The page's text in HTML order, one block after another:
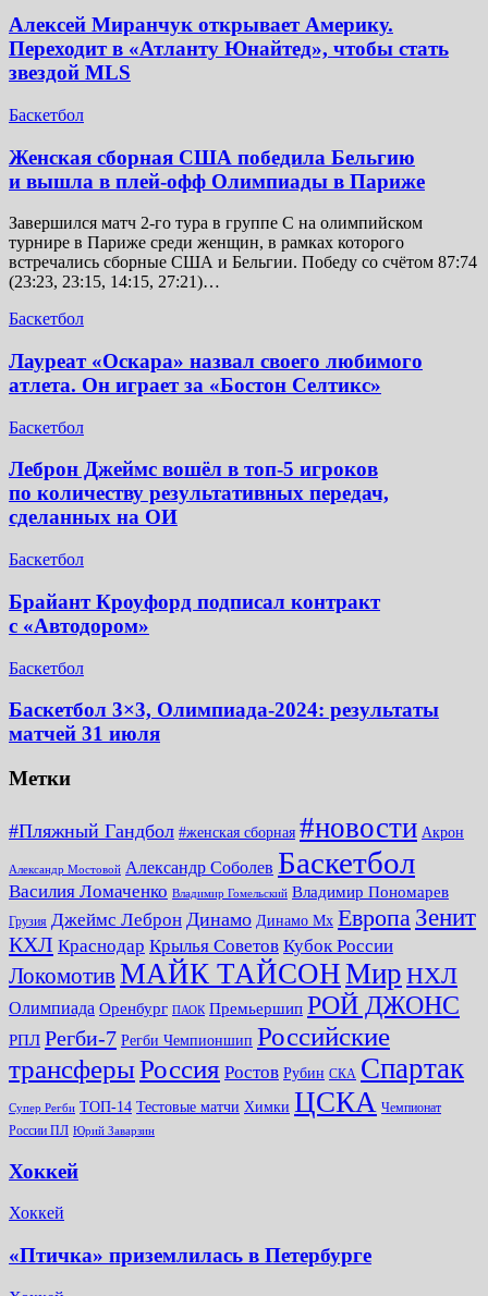
Алексей Миранчук открывает Америку.
Переходит в «Атланту Юнайтед», чтобы стать
звездой MLS
Баскетбол
Женская сборная США победила Бельгию
и вышла в плей-офф Олимпиады в Париже
Завершился матч 2-го тура в группе C на олимпийском
турнире в Париже среди женщин, в рамках которого
встречались сборные США и Бельгии. Победу со счётом 87:74
(23:23, 23:15, 14:15, 27:21)…
Баскетбол
Лауреат «Оскара» назвал своего любимого
атлета. Он играет за «Бостон Селтикс»
Баскетбол
Леброн Джеймс вошёл в топ-5 игроков
по количеству результативных передач,
сделанных на ОИ
Баскетбол
Брайант Кроуфорд подписал контракт
с «Автодором»
Баскетбол
Баскетбол 3×3, Олимпиада-2024: результаты
матчей 31 июля
Метки
#Пляжный Гандбол #женская сборная #новости Акрон
Александр Мостовой Александр Соболев Баскетбол
Василия Ломаченко Владимир Гомельский Владимир Пономарев
Грузия Джеймс Леброн Динамо Динамо Мх Европа Зенит
КХЛ Краснодар Крылья Советов Кубок России
ЛокомотивМАЙК ТАЙСОНМир НХЛ
Олимпиада Оренбург ПАОК Премьершип РОЙ ДЖОНС
РПЛ Регби-7 Регби Чемпионшип Российские
трансферыРоссия Ростов Рубин СКА Спартак
Супер Регби ТОП-14 Тестовые матчи Химки ЦСКА Чемпионат
России ПЛ Юрий Заварзин
Хоккей
Хоккей
«Птичка» приземлилась в Петербурге